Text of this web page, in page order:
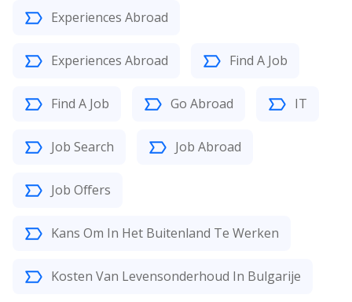
Experiences Abroad
Experiences Abroad Find A Job
Find A Job Go Abroad IT
Job Search Job Abroad
Job Offers
Kans Om In Het Buitenland Te Werken
Kosten Van Levensonderhoud In Bulgarije